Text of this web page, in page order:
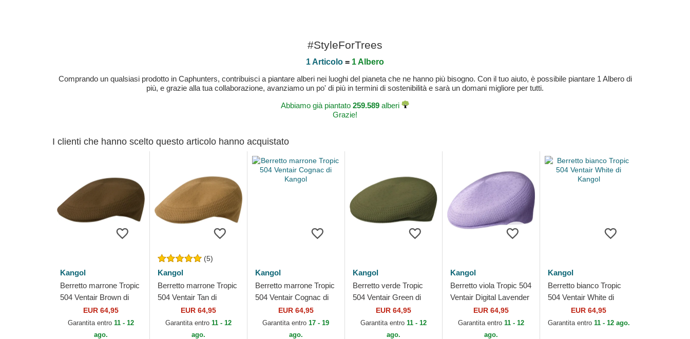
#StyleForTrees
1 Articolo = 1 Albero
Comprando un qualsiasi prodotto in Caphunters, contribuisci a piantare alberi nei luoghi del pianeta che ne hanno più bisogno. Con il tuo aiuto, è possibile piantare 1 Albero di
più, e grazie alla tua collaborazione, avanziamo un po' di più in termini di sostenibilità e sarà un domani migliore per tutti.
Abbiamo già piantato 259.589 alberi
Grazie!
I clienti che hanno scelto questo articolo hanno acquistato
Kangol
Berretto marrone Tropic
504 Ventair Brown di
EUR 64,95
Garantita entro 11 - 12
ago.
(5)
Kangol
Berretto marrone Tropic
504 Ventair Tan di
EUR 64,95
Garantita entro 11 - 12
ago.
Kangol
Berretto marrone Tropic
504 Ventair Cognac di
EUR 64,95
Garantita entro17 - 19
ago.
Kangol
Berretto verde Tropic
504 Ventair Green di
EUR 64,95
Garantita entro 11 - 12
ago.
Kangol
Berretto viola Tropic 504
Ventair Digital Lavender
di KangolEUR 64,95
Garantita entro 11 - 12
ago.
Kangol
Berretto bianco Tropic
504 Ventair White di
EUR 64,95
Garantita entro 11 - 12 ago.